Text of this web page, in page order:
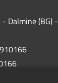
Dalmine (BG) -